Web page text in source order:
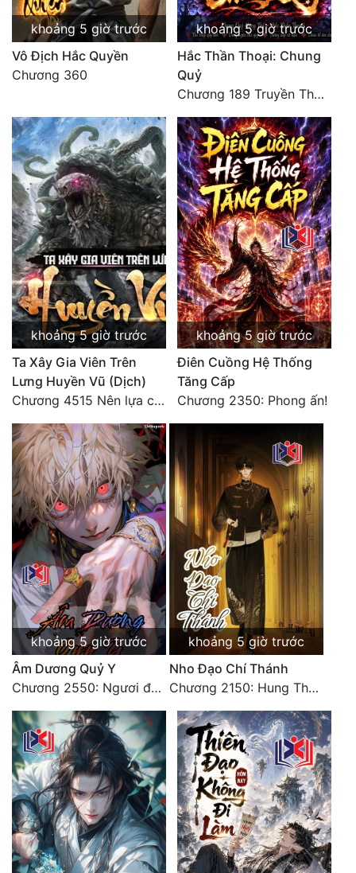
Tu Chân
Tu Tiên
Tội Phạm
Võ Hiệp
Võng Du
Xuyên Không
Xuyên Nhanh
Xuyên Sách
Xuyên Thư
Điền Văn
Đô Thị
Đông Phương
Đông Phương Huyền Huyễn
Đồng Nhân
Cẩu Đạo Trường Sinh
Ngự Thú
Truyện Nam
Truyện Nữ
Vô Địch Lưu
Xây Dựng Thế Lực
Đam Mỹ
Đẹp
Đẹp Hiệp
Tính Cách Nhân Vật :
Cơ Trí
khoảng 5 giờ trước
Vô Địch Hắc Quyền
Chương 360
khoảng 5 giờ trước
Hắc Thần Thoại: Chung
Quỷ
Chương 189 Truyền Thừa Võ Gia
khoảng 5 giờ trước
Ta Xây Gia Viên Trên
Lưng Huyền Vũ (Dịch)
Chương 4515 Nên lựa chọn như thế nào?
khoảng 5 giờ trước
Điên Cuồng Hệ Thống
Tăng Cấp
Chương 2350: Phong ấn!
khoảng 5 giờ trước
Âm Dương Quỷ Y
Chương 2550: Ngươi đoán xem
khoảng 5 giờ trước
Nho Đạo Chí Thánh
Chương 2150: Hung Thụ Nhựa Cây